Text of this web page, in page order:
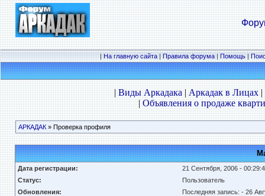
|На главную сайта|Правила форума|Помощь|
|Виды Аркадака|Аркадак в Лицах|
|Объявления о продаже
АРКАДАК» Проверка профиля
Дата регистрации:
21 Сентября, 2006 -
Статус:
Пользователь
Обновления:
Последняя запись: - 26